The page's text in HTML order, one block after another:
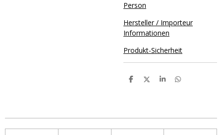
Person
Hersteller / Importeur
Informationen
Produkt-Sicherheit
T
n
T
n
T
n
T
n